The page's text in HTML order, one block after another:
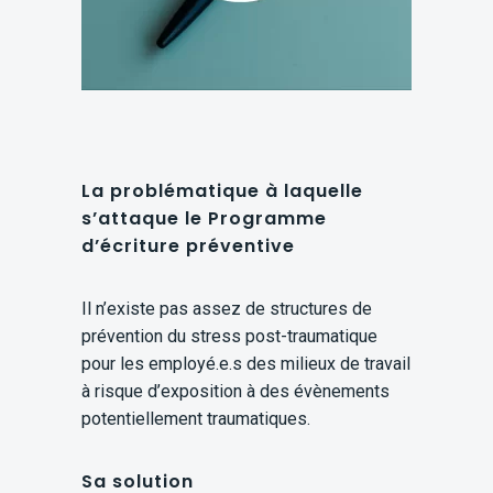
La problématique à laquelle
s’attaque le Programme
d’écriture préventive
Il n’existe pas assez de structures de
prévention du stress post-traumatique
pour les employé.e.s des milieux de travail
à risque d’exposition à des évènements
potentiellement traumatiques.
Sa solution